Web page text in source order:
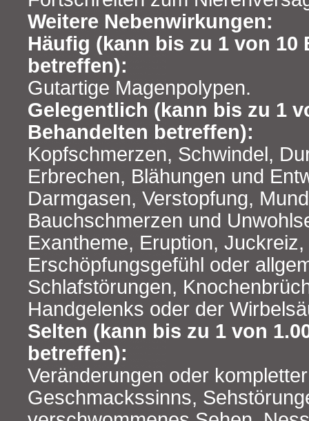
Weitere Nebenwirkungen:
Häufig (kann bis zu 1 von 10
betreffen):
Gutartige Magenpolypen.
Gelegentlich (kann bis zu 1
Behandelten betreffen):
Kopfschmerzen, Schwindel,
Erbrechen, Blähungen und
Darmgasen, Verstopfung,
Bauchschmerzen und
Exantheme, Eruption,
Erschöpfungsgefühl oder
Schlafstörungen,
Handgelenks oder der
Selten (kann bis zu 1 von
betreffen):
Veränderungen oder
Geschmackssinns,